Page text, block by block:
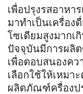
เพื่อปรุงรสอาหา
มาทำเป็นเครื่อง
โซเดียมสูงมากเ
ปัจจุบันมีการผลิ
เพื่อตอบสนองคว
เลือกใช้ให้เหมา
ผลิตภัณฑ์ครื่องป